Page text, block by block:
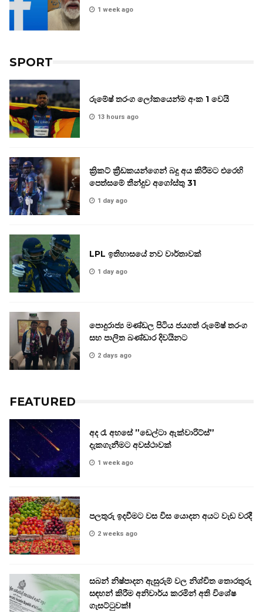
1 week ago
SPORT
රුමේෂ් තරංග ලෝකයෙන්ම අංක 1 වෙයි
13 hours ago
ක්‍රිකට් ක්‍රීඩකයන්ගෙන් බදු අය කිරීමට එරෙහි
පෙත්සමේ තීන්දුව අගෝස්තු 31
1 day ago
LPL ඉතිහාසයේ නව වාර්තාවක්
1 day ago
පොදුරාජ්‍ය මණ්ඩල පිටිය ජයගත් රුමේෂ් තරංග
සහ පාලිත බණ්ඩාර දිවයිනට
2 days ago
FEATURED
අද රෑ අහසේ ”ඩෙල්ටා ඇක්වාරිට්ස්”
දැකගැනීමට අවස්ථාවක්
1 week ago
පලතුරු ඉදවීමට වස විස යොදන අයට වැඩ වරදී
2 weeks ago
සබන් නිෂ්පාදන ඇසුරුම් වල නිශ්චිත තොරතුරු
සඳහන් කිරීම අනිවාර්ය කරමින් අති විශේෂ
ගැසට්ටුවක්!